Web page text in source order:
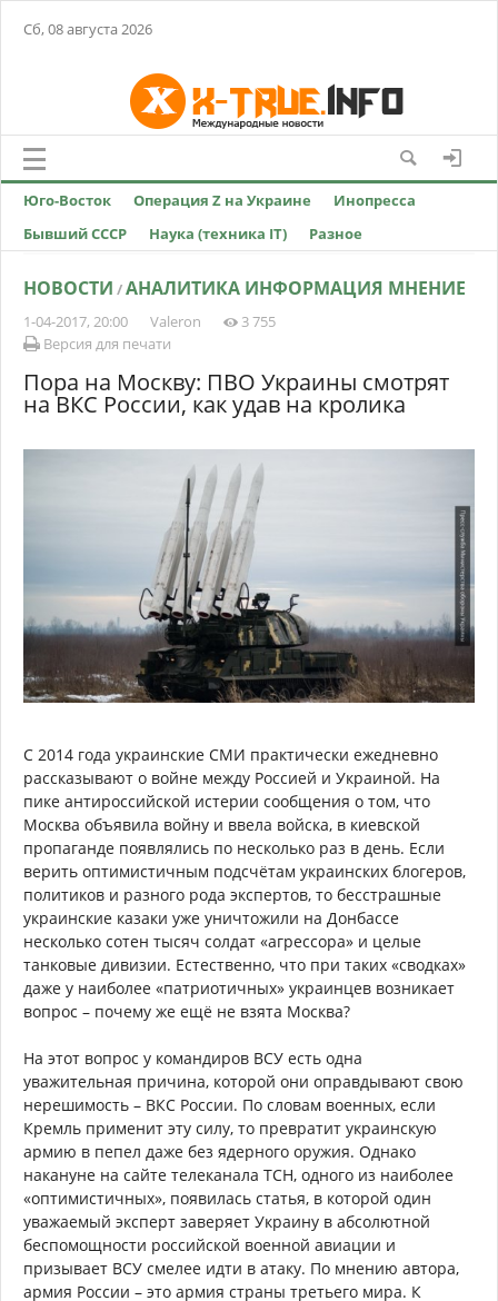
Сб, 08 августа 2026
Юго-Восток Операция Z на Украине
Инопресса
Бывший СССР
Наука (техника IT) Разное
НОВОСТИ /АНАЛИТИКА ИНФОРМАЦИЯ МНЕНИЕ
1-04-2017, 20:00 Valeron
3 755
Версия для печати
Пора на Москву: ПВО Украины смотрят
на ВКС России, как удав на кролика
С 2014 года украинские СМИ практически ежедневно
рассказывают о войне между Россией и Украиной. На
пике антироссийской истерии сообщения о том, что
Москва объявила войну и ввела войска, в киевской
пропаганде появлялись по несколько раз в день. Если
верить оптимистичным подсчётам украинских блогеров,
политиков и разного рода экспертов, то бесстрашные
украинские казаки уже уничтожили на Донбассе
несколько сотен тысяч солдат «агрессора» и целые
танковые дивизии. Естественно, что при таких «сводках»
даже у наиболее «патриотичных» украинцев возникает
вопрос – почему же ещё не взята Москва?
На этот вопрос у командиров ВСУ есть одна
уважительная причина, которой они оправдывают свою
нерешимость – ВКС России. По словам военных, если
Кремль применит эту силу, то превратит украинскую
армию в пепел даже без ядерного оружия. Однако
накануне на сайте телеканала ТСН, одного из наиболее
«оптимистичных», появилась статья, в которой один
уважаемый эксперт заверяет Украину в абсолютной
беспомощности российской военной авиации и
призывает ВСУ смелее идти в атаку. По мнению автора,
армия России – это армия страны третьего мира. К